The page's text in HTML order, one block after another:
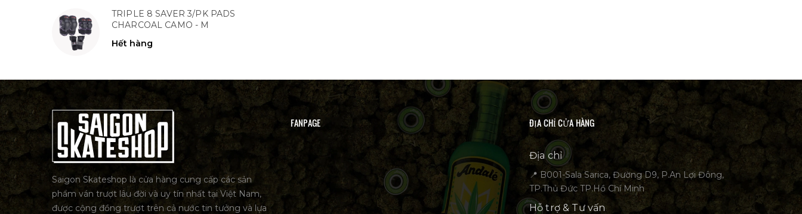
TRIPLE 8 SAVER 3/PK PADS
CHARCOAL CAMO - M
Hết hàng
Saigon Skateshop là cửa hàng cung cấp các sản
phẩm ván trượt lâu đời và uy tín nhất tại Việt Nam,
được cộng đồng trượt trên cả nước tin tưởng và lựa
FANPAGE ĐỊA CHỈ CỬA HÀNG
Địa chỉ
📍 B001-Sala Sarica, Đường D9, P.An Lợi Đông,
TP.Thủ Đức TP.Hồ Chí Minh
Hỗ trợ & Tư vấn